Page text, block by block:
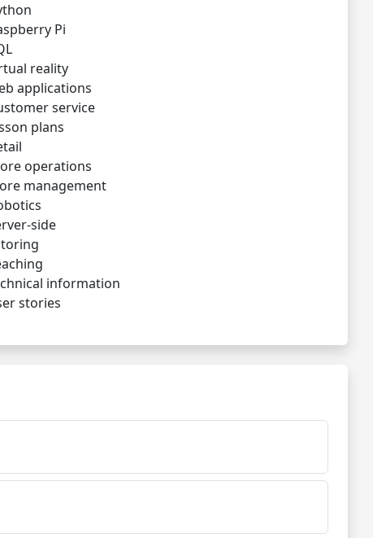
Pi
reality
applications
service
plans
operations
management
side
information
stories